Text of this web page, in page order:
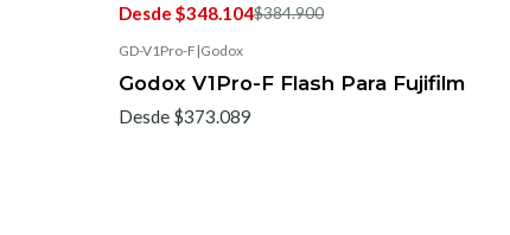
Desde $348.104$384.900
GD-V1Pro-F |Godox
Godox V1Pro-F Flash Para Fujifilm
Desde $373.089